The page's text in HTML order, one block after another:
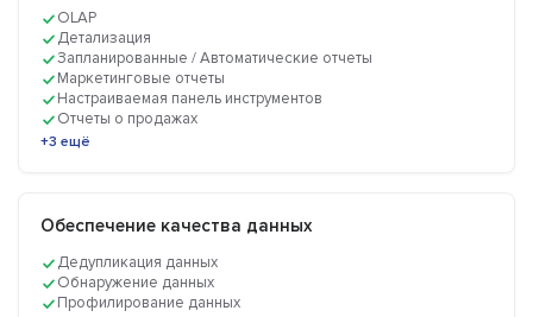
OLAP
Детализация
Запланированные / Автоматические отчеты
Маркетинговые отчеты
Настраиваемая панель инструментов
Отчеты о продажах
+3 ещё
Обеспечение качества данных
Дедупликация данных
Обнаружение данных
Профилирование данных